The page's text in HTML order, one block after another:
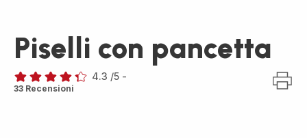
Piselli con pancetta
ratings.4.3
4.3 /5 -
33 Recensioni